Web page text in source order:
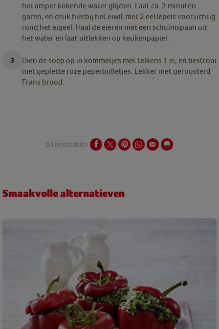
het amper kokende water glijden. Laat ca. 3 minuten
garen, en druk hierbij het eiwit met 2 eetlepels voorzichtig
rond het eigeel. Haal de eieren met een schuimspaan uit
het water en laat uitlekken op keukenpapier.
Dien de soep op in kommetjes met telkens 1 ei, en bestrooi
met geplette roze peperbolletjes. Lekker met geroosterd
Frans brood.
Dit recept delen
Smaakvolle alternatieven